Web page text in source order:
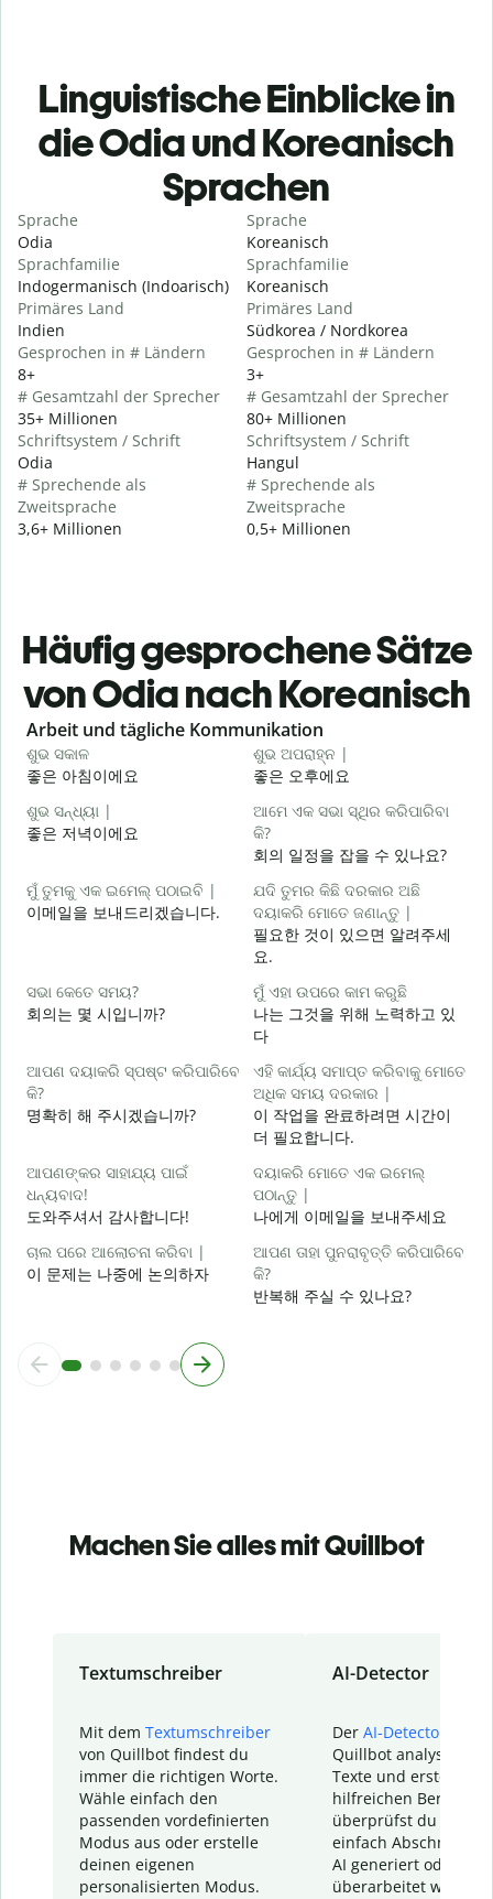
Linguistische Einblicke in
die Odia und Koreanisch
Sprachen
Sprache
Odia
Sprachfamilie
Indogermanisch (Indoarisch)
Primäres Land
Indien
Gesprochen in # Ländern
8+
# Gesamtzahl der Sprecher
35+ Millionen
Schriftsystem / Schrift
Odia
# Sprechende als
Zweitsprache
3,6+ Millionen
Sprache
Koreanisch
Sprachfamilie
Koreanisch
Primäres Land
Südkorea / Nordkorea
Gesprochen in # Ländern
3+
# Gesamtzahl der Sprecher
80+ Millionen
Schriftsystem / Schrift
Hangul
# Sprechende als
Zweitsprache
0,5+ Millionen
Häufig gesprochene Sätze
von Odia nach Koreanisch
Slide 1 of 6
Arbeit und tägliche Kommunikation
ଶୁଭ ସକାଳ
좋은 아침이에요
ଶୁଭ ଅପରାହ୍ନ |
좋은 오후에요
ଶୁଭ ସନ୍ଧ୍ୟା |
좋은 저녁이에요
ଆମେ ଏକ ସଭା ସ୍ଥିର କରିପାରିବା
କି?
회의 일정을 잡을 수 있나요?
ମୁଁ ତୁମକୁ ଏକ ଇମେଲ୍ ପଠାଇବି |
이메일을 보내드리겠습니다.
ଯଦି ତୁମର କିଛି ଦରକାର ଅଛି
ଦୟାକରି ମୋତେ ଜଣାନ୍ତୁ |
필요한 것이 있으면 알려주세
요.
ସଭା କେତେ ସମୟ?
회의는 몇 시입니까?
ମୁଁ ଏହା ଉପରେ କାମ କରୁଛି
나는 그것을 위해 노력하고 있
다
ଆପଣ ଦୟାକରି ସ୍ପଷ୍ଟ କରିପାରିବେ
କି?
명확히 해 주시겠습니까?
ଏହି କାର୍ଯ୍ୟ ସମାପ୍ତ କରିବାକୁ ମୋତେ
ଅଧିକ ସମୟ ଦରକାର |
이 작업을 완료하려면 시간이
더 필요합니다.
ଆପଣଙ୍କର ସାହାଯ୍ୟ ପାଇଁ
ଧନ୍ୟବାଦ!
도와주셔서 감사합니다!
ଦୟାକରି ମୋତେ ଏକ ଇମେଲ୍
ପଠାନ୍ତୁ |
나에게 이메일을 보내주세요
ଚାଲ ପରେ ଆଲୋଚନା କରିବା |
이 문제는 나중에 논의하자
ଆପଣ ତାହା ପୁନରାବୃତ୍ତି କରିପାରିବେ
କି?
반복해 주실 수 있나요?
Machen Sie alles mit Quillbot
Textumschreiber
Mit dem Textumschreiber
von Quillbot findest du
immer die richtigen Worte.
Wähle einfach den
passenden vordefinierten
Modus aus oder erstelle
deinen eigenen
personalisierten Modus.
AI-Detector
Der AI-Detector
Quillbot analysiert
Texte und erstellt
hilfreichen Bericht.
überprüfst du
einfach Abschnitte,
AI generiert oder
überarbeitet wurden.